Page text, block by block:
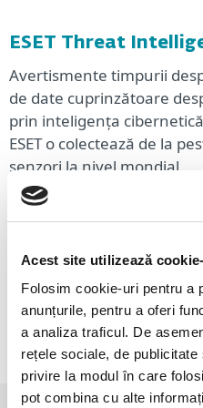
Acest site utilizează
Folosim cookie-uri pentru a
anunțurile, pentru a oferi
a analiza traficul. De
rețele sociale, de
privire la modul în care
pot combina cu alte
ESET Threat
Avertismente timpurii
de date cuprinzătoare
prin inteligența
ESET o colectează de la
senzori la nivel mondial.
ESET Premium
instruiți, 24/24, asigurând
pentru a maximiza
soluțiilor dvs. de securitate